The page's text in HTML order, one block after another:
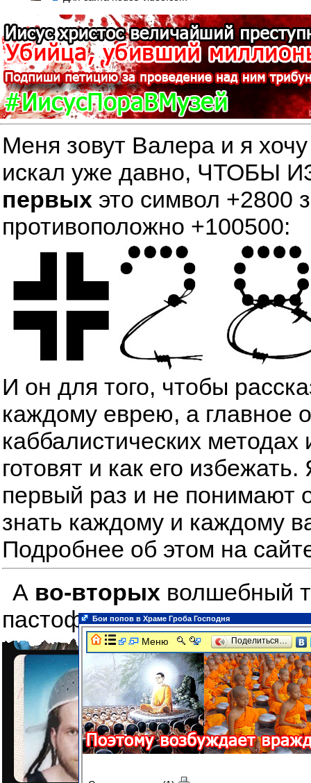
Бои попов в Храме Гроба Господня
Меня зовут Валера и я
искал уже давно,
первых это символ +2800
противоположно +100500:
И он для того, чтобы
каждому еврею, а главное
каббалистических
готовят и как его
первый раз и не понимают
знать каждому и каждому
Подробнее об этом на
А во-вторых волшебный
пастофарианцев друшлак